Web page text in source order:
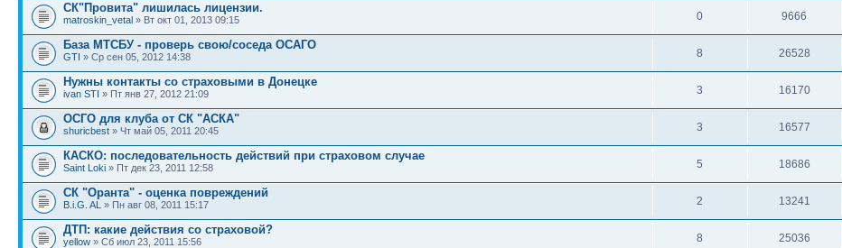
СК"Провита" лишилась лицензии.
matroskin_vetal » Вт окт 01, 2013 09:15 0 9666
База МТСБУ - проверь свою/соседа ОСАГО
GTI » Ср сен 05, 2012 14:38 8 26528
Нужны контакты со страховыми в Донецке
ivan STI » Пт янв 27, 2012 21:09 3 16170
ОСГО для клуба от СК "АСКА"
shuricbest » Чт май 05, 2011 20:45 3 16577
КАСКО: последовательность действий при страховом случае
Saint Loki » Пт дек 23, 2011 12:58 5 18686
СК "Оранта" - оценка повреждений
B.i.G. AL » Пн авг 08, 2011 15:17 2 13241
ДТП: какие действия со страховой?
yellow » Сб июл 23, 2011 15:56 8 25036